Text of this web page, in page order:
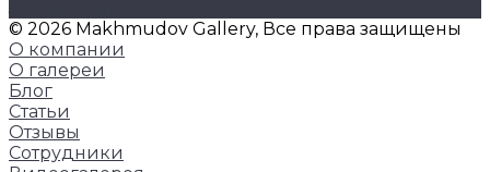
© 2026 Makhmudov Gallery, Все права защищены
О компании
О галереи
Блог
Статьи
Отзывы
Сотрудники